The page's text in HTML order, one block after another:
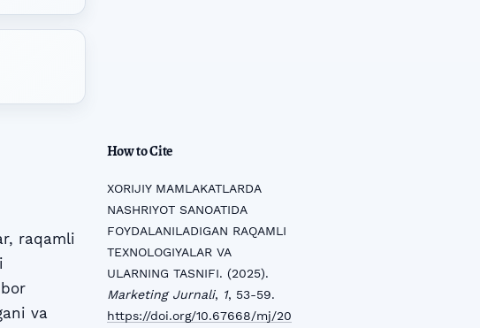
How to Cite
XORIJIY MAMLAKATLARDA
NASHRIYOT SANOATIDA
FOYDALANILADIGAN RAQAMLI
TEXNOLOGIYALAR VA
ULARNING TASNIFI. (2025).
Marketing Jurnali, 1, 53-59.
https://doi.org/10.67668/mj/20
raqamli
va